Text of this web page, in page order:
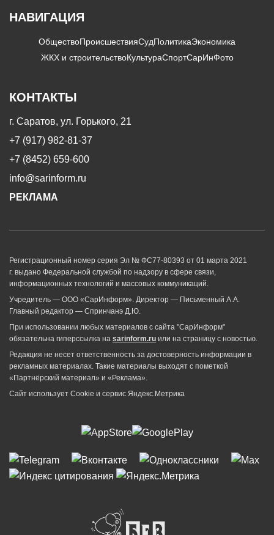
НАВИГАЦИЯ
ОбществоПроисшествияСудПолитикаЭкономика
ЖКХ и строительствоКультураСпортСарИнФото
КОНТАКТЫ
г. Саратов, ул. Горького, 21
+7 (917) 982-81-37
+7 (8452) 659-600
info@sarinform.ru
РЕКЛАМА
Регистрационный номер серия Эл № ФС77-80393 от 01 марта 2021
г. выдано Федеральной службой по надзору в сфере связи,
информационных технологий и массовых коммуникаций.
Учредитель — ООО «СарИнформ». Директор — Письменный А.А.
Главный редактор — Спринчанэ Д.Ю.
При использовании любых материалов с сайта "СарИнформ"
обязательна гиперссылка на sarinform.ru или на страницу с новостью.
Редакция не несет ответственность за достоверность информации в
рекламных материалах. Такие материалы выходят с пометкой
«Партнёрский материал» и «Реклама».
Сайт использует Cookie и сервиc Яндекс.Метрика